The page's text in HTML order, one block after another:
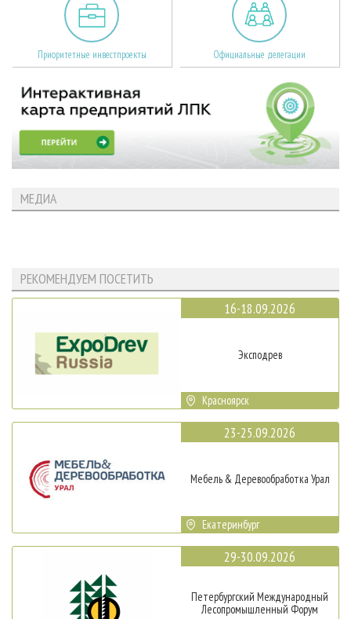
Приоритетные инвестпроекты Официальные делегации
МЕДИА
РЕКОМЕНДУЕМ ПОСЕТИТЬ
16-18.09.2026
Эксподрев
Красноярск
23-25.09.2026
Мебель & Деревообработка Урал
Екатеринбург
29-30.09.2026
Петербургский Международный
Лесопромышленный Форум